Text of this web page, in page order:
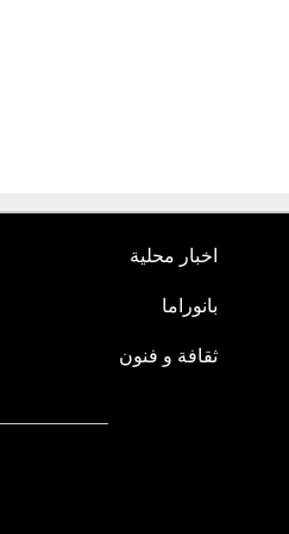
اخبار محلية
بانوراما
ثقافة و فنون